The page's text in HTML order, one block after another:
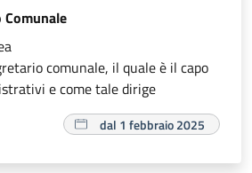
comunale, il quale è il capo
e come tale dirige
dal 1 febbraio 2025